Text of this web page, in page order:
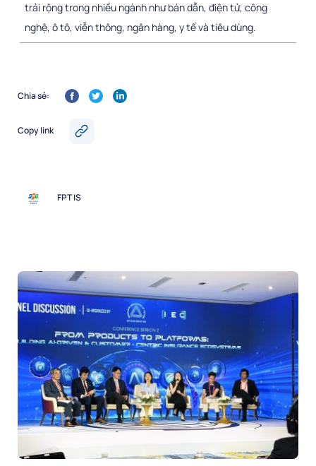
trải rộng trong nhiều ngành như bán dẫn, điện tử, công
nghệ, ô tô, viễn thông, ngân hàng, y tế và tiêu dùng.
Chia sẻ:
Copy link
FPT IS